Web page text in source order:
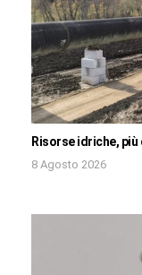
Risorse idriche,
8 Agosto 2026